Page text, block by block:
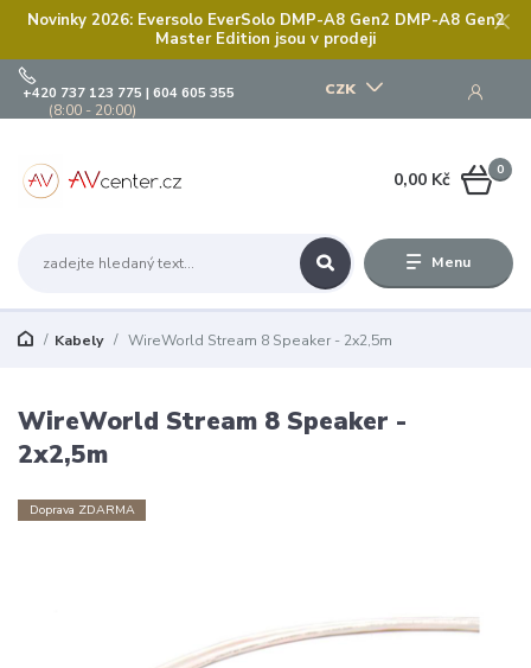
Novinky 2026: Eversolo EverSolo DMP-A8 Gen2 DMP-A8 Gen2
Master Edition jsou v prodeji
Menu
CZK
+420 737 123 775 | 604 605 355
(8:00 - 20:00)
0
0,00 Kč
Kabely WireWorld Stream 8 Speaker - 2x2,5m
WireWorld Stream 8 Speaker -
2x2,5m
Doprava ZDARMA